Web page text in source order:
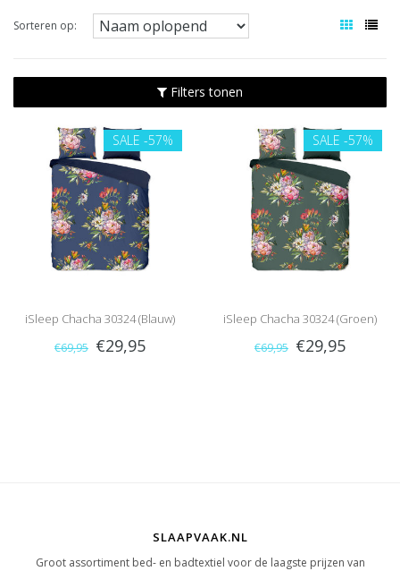
Sorteren op:
Filters tonen
SALE -57%
iSleep Chacha 30324 (Blauw)
€69,95 €29,95
SALE -57%
iSleep Chacha 30324 (Groen)
€69,95 €29,95
SLAAPVAAK.NL
Groot assortiment bed- en badtextiel voor de laagste prijzen van